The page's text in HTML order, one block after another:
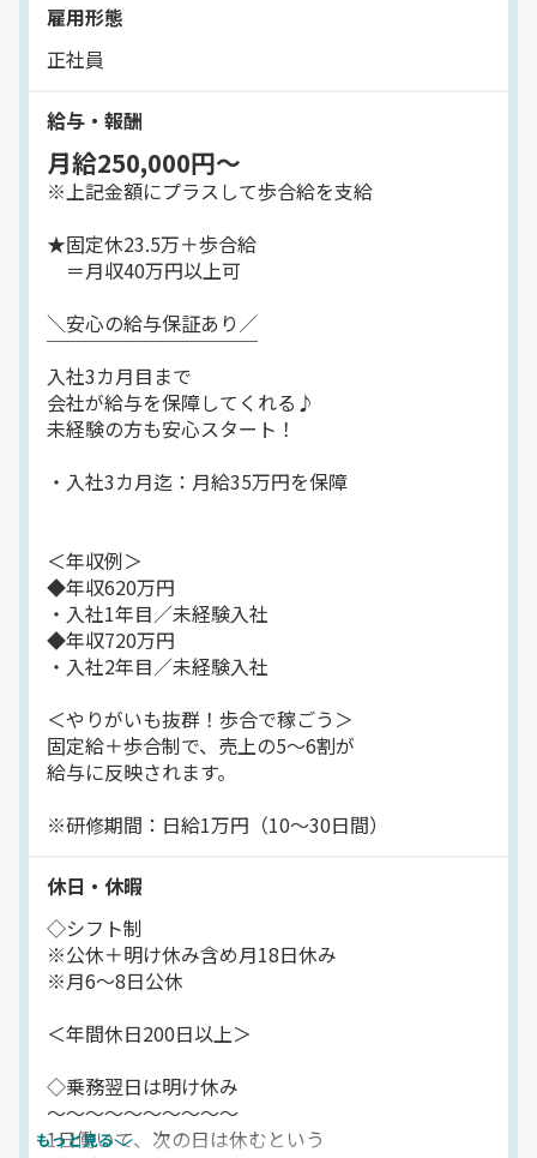
＜安心して長く続けられる仕事＞
重い荷物を持ったり、宿泊が必要な
年齢を重ねても続けられる仕事です。
／
ココがお仕事POINT★
【隔日勤務で出勤少なめ】
働くのは月12日程度でOK◎
【基本は一人で気楽】
乗務中は一人の時間が長く、
過度な人間関係ストレスが少なめ。
【二種免許は“一生モノ”】
雇用形態
正社員
給与・報酬
月給250,000円～
※上記金額にプラスして歩合給を支給
★固定休23.5万＋歩合給
＝月収40万円以上可
＼安心の給与保証あり／
￣￣￣￣￣￣￣￣￣￣￣
入社3カ月目まで
会社が給与を保障してくれる♪
未経験の方も安心スタート！
・入社3カ月迄：月給35万円を保障
＜年収例＞
◆年収620万円
・入社1年目／未経験入社
◆年収720万円
・入社2年目／未経験入社
＜やりがいも抜群！歩合で稼ごう＞
固定給＋歩合制で、売上の5〜6割が
給与に反映されます。
※研修期間：日給1万円（10〜30日間）
休日・休暇
◇シフト制
※公休＋明け休み含め月18日休み
※月6〜8日公休
＜年間休日200日以上＞
◇乗務翌日は明け休み
～～～～～～～～～～
1日働いて、次の日は休むという
もっと見る